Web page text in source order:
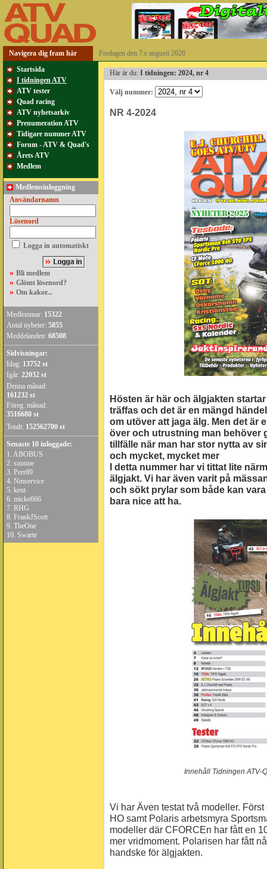
Navigera dig fram här
Fredagen den 7:e augusti 2026
Startsida
I tidningen ATV
ATV tester
Quad racing
ATV nyhetsarkiv
Prenumeration ATV
Tidigare nummer ATV
Forum - ATV & Quad's
Årets ATV
Medlem
Medlemsinloggning
Användarnamn
Lösenord
Logga in automatiskt
» Bli medlem
» Glömt lösenord?
» Om kakor...
Medlemmar: 15322
Antal nyheter: 5855
Meddelanden: 68508
Sidvisningar:
Idag: 13752 st
Igår: 22032 st
Denna månad:
161232 st
Föreg. månad:
3516680 st
Totalt: 152562700 st
Senaste 10 inloggade:
1. ABOBUS
2. sunnne
3. Perr89
4. Nmservice
5. kent
6. micke666
7. RHG
8. FrankJScott
9. TheOne
10. Swarte
Här är du: I tidningen: 2024, nr 4
Välj nummer:
NR 4-2024
Hösten är här och älgjakten
träffas och det är en mängd
om utöver att jaga älg. Men det är
över och utrustning man behöver
tillfälle när man har stor nytta av
och mycket, mycket mer
I detta nummer har vi tittat lite
älgjakt. Vi har även varit på
och sökt prylar som både kan
bara nice att ha.
Innehåll Tidningen ATV-
Vi har Även testat två modeller.
HO samt Polaris arbetsmyra
modeller där CFORCEn har fått en
mer vridmoment. Polarisen har fått
handske för älgjakten.